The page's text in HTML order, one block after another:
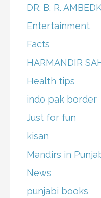
DR. B. R.
Entertainment
Facts
HARMANDIR
Health tips
indo pak border
Just for fun
kisan
Mandirs in
News
punjabi books